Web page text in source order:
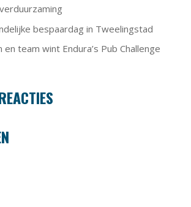
bespaardag in Tweelingstad
en team wint Endura’s Pub Challenge